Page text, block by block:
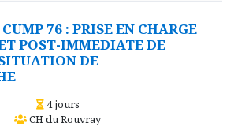
76 : PRISE EN CHARGE
POST-IMMEDIATE DE
DE
4 jours
CH du Rouvray